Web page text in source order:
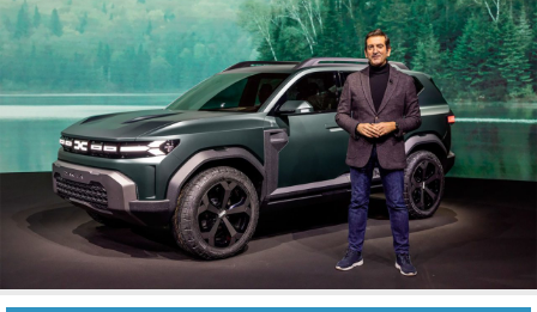
Разное